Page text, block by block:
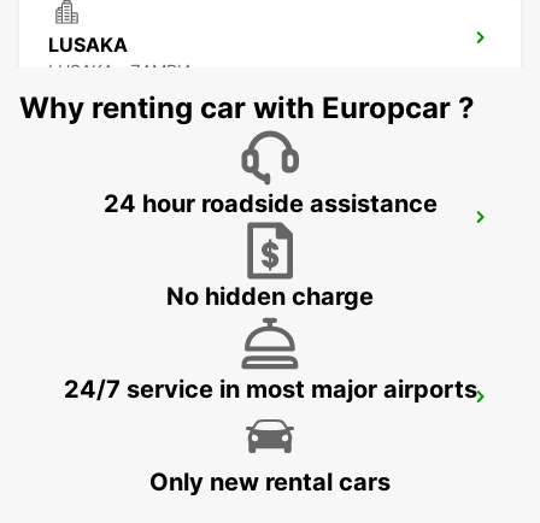
LUSAKA
LUSAKA - ZAMBIA
BULAWAYO AIRPORT
LUSAKA INTERNATIONAL AIRPORT
Why renting car with Europcar ?
24 hour roadside assistance
No hidden charge
24/7 service in most major airports
Only new rental cars